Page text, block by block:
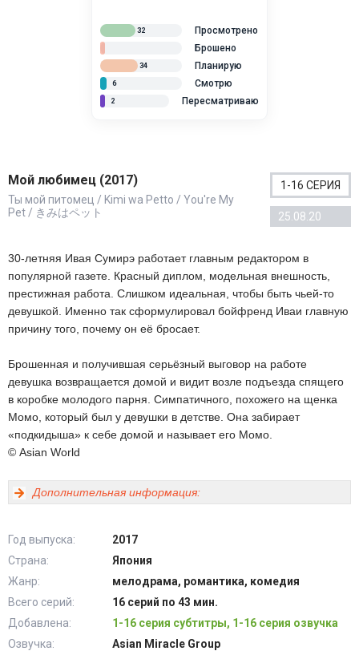
Просмотрено
32
Брошено
Планирую
34
Смотрю
6
Пересматриваю
2
Мой любимец (2017)
Ты мой питомец / Kimi wa Petto / You're My
Pet / きみはペット
1-16 СЕРИЯ
25.08.20
30-летняя Ивая Сумирэ работает главным редактором в
популярной газете. Красный диплом, модельная внешность,
престижная работа. Слишком идеальная, чтобы быть чьей-то
девушкой. Именно так сформулировал бойфренд Иваи главную
причину того, почему он её бросает.
Брошенная и получившая серьёзный выговор на работе
девушка возвращается домой и видит возле подъезда спящего
в коробке молодого парня. Симпатичного, похожего на щенка
Момо, который был у девушки в детстве. Она забирает
«подкидыша» к себе домой и называет его Момо.
© Asian World
Дополнительная информация:
Год выпуска:
2017
Страна:
Япония
Жанр:
мелодрама, романтика, комедия
Всего серий:
16 серий по 43 мин.
Добавлена:
1-16 серия субтитры, 1-16 серия озвучка
Озвучка:
Asian Miracle Group